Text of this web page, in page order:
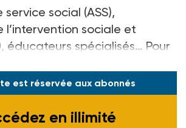
social (ASS),
l’intervention sociale et
éducateurs spécialisés… Pour
est réservée aux abonnés
en illimité